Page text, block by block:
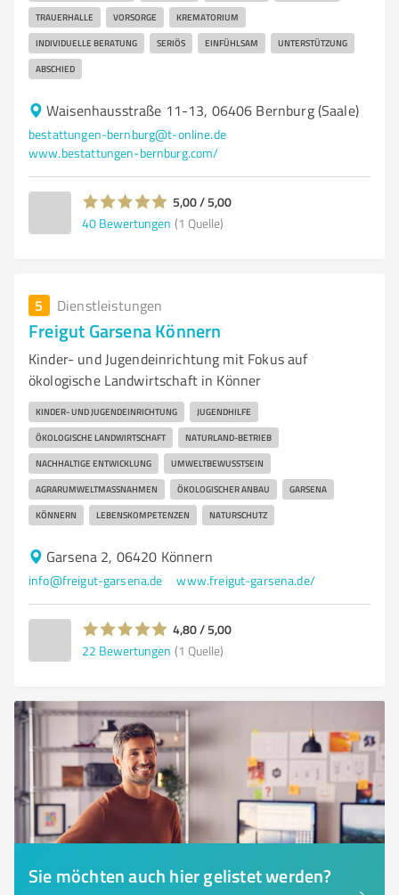
TRAUERHALLE VORSORGE KREMATORIUM
INDIVIDUELLE BERATUNG SERIÖS EINFÜHLSAM UNTERSTÜTZUNG
ABSCHIED
Waisenhausstraße 11-13, 06406 Bernburg (Saale)
bestattungen-bernburg@t-online.de
www.bestattungen-bernburg.com/
5,00 / 5,00
40 Bewertungen (1 Quelle)
5 Dienstleistungen
Freigut Garsena Könnern
Kinder- und Jugendeinrichtung mit Fokus auf
ökologische Landwirtschaft in Könner
KINDER- UND JUGENDEINRICHTUNG JUGENDHILFE
ÖKOLOGISCHE LANDWIRTSCHAFT NATURLAND-BETRIEB
NACHHALTIGE ENTWICKLUNG UMWELTBEWUSSTSEIN
AGRARUMWELTMASSNAHMEN ÖKOLOGISCHER ANBAU GARSENA
KÖNNERN LEBENSKOMPETENZEN NATURSCHUTZ
Garsena 2, 06420 Könnern
info@freigut-garsena.de www.freigut-garsena.de/
4,80 / 5,00
22 Bewertungen (1 Quelle)
Sie möchten auch hier gelistet werden?